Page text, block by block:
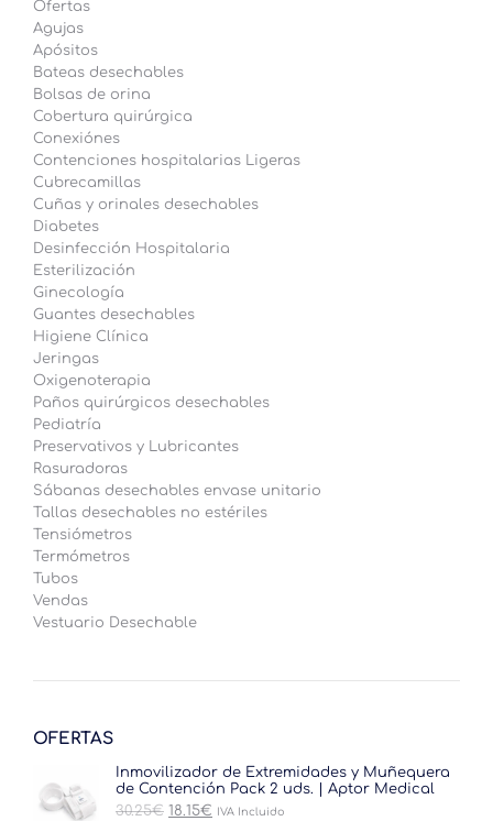
Ofertas
Agujas
Apósitos
Bateas desechables
Bolsas de orina
Cobertura quirúrgica
Conexiónes
Contenciones hospitalarias Ligeras
Cubrecamillas
Cuñas y orinales desechables
Diabetes
Desinfección Hospitalaria
Esterilización
Ginecología
Guantes desechables
Higiene Clínica
Jeringas
Oxigenoterapia
Paños quirúrgicos desechables
Pediatría
Preservativos y Lubricantes
Rasuradoras
Sábanas desechables envase unitario
Tallas desechables no estériles
Tensiómetros
Termómetros
Tubos
Vendas
Vestuario Desechable
OFERTAS
Inmovilizador de Extremidades y Muñequera
de Contención Pack 2 uds. | Aptor Medical
30.25€ El
18.15€ El
IVA Incluido